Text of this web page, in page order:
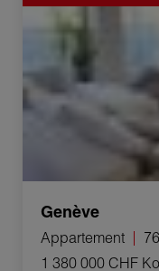
Genève
Appartement
1 380 000 CHF